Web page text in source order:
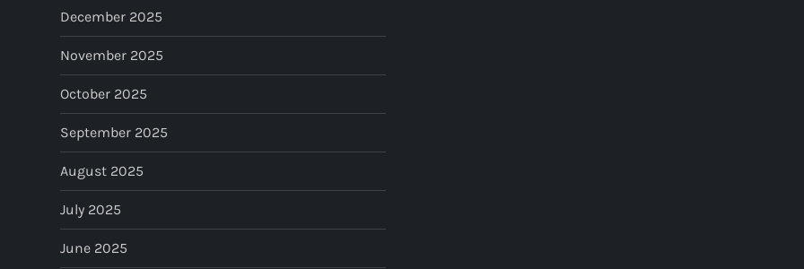
n
December 2025
November 2025
October 2025
September 2025
August 2025
July 2025
June 2025